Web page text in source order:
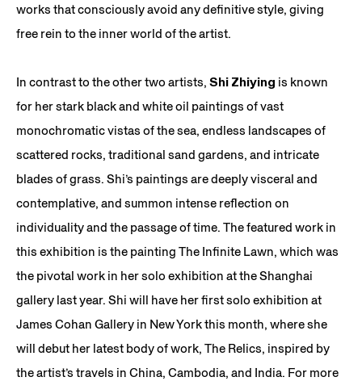
works that consciously avoid any definitive style, giving
free rein to the inner world of the artist.
In contrast to the other two artists, Shi Zhiying is known
for her stark black and white oil paintings of vast
monochromatic vistas of the sea, endless landscapes of
scattered rocks, traditional sand gardens, and intricate
blades of grass. Shi’s paintings are deeply visceral and
contemplative, and summon intense reflection on
individuality and the passage of time. The featured work in
this exhibition is the painting The Infinite Lawn, which was
the pivotal work in her solo exhibition at the Shanghai
gallery last year. Shi will have her first solo exhibition at
James Cohan Gallery in New York this month, where she
will debut her latest body of work, The Relics, inspired by
the artist’s travels in China, Cambodia, and India. For more